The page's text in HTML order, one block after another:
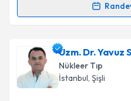
Takvim
Randevu Takvimi
Prof. Dr. Özgür Şanlı
oluşturun. Size bu
takvim hazırlandığında
Uzm. Dr. Yavuz
Nükleer Tıp
İstanbul, Şişli